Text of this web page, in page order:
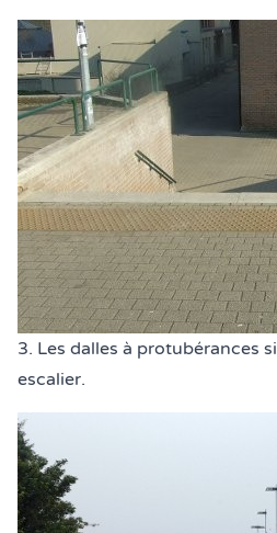
3. Les dalles à protubérances
escalier.